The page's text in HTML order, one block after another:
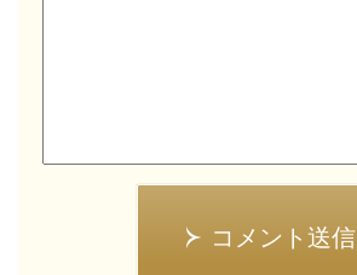
コメント送信